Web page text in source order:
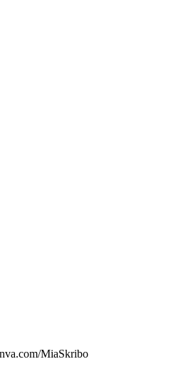
MiaSkribo